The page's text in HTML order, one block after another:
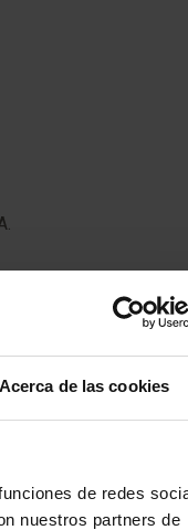
Acerca de las cookies
de redes
nuestros partners de
realizamos